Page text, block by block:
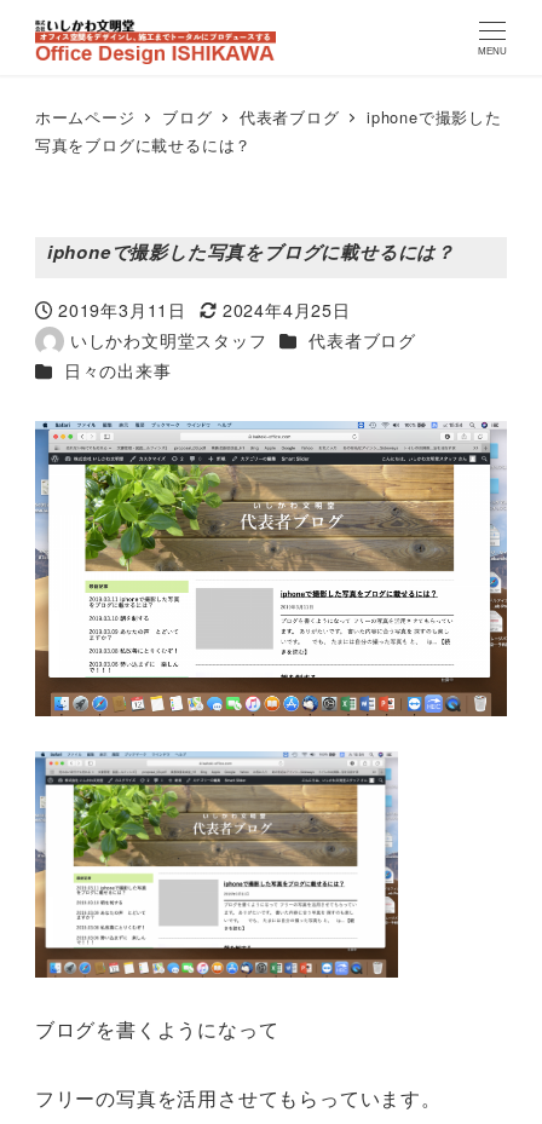
MENU
ホームページ ブログ 代表者ブログ
iphoneで撮影した
写真をブログに載せるには？
iphoneで撮影した写真をブログに載せるには？
投稿日
2019年3月11日
更新日
2024年4月25日
著
者
いしかわ文明堂スタッフ カテゴリー
代表者ブログ
カテゴリー
日々の出来事
ブログを書くようになって
フリーの写真を活用させてもらっています。